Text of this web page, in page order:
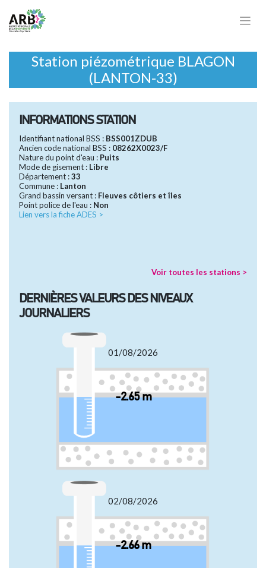
Station piézométrique BLAGON
(LANTON-33)
INFORMATIONS STATION
Identifiant national BSS : BSS001ZDUB
Ancien code national BSS : 08262X0023/F
Nature du point d'eau : Puits
Mode de gisement : Libre
Département :33
Commune : Lanton
Grand bassin versant : Fleuves côtiers et îles
Point police de l'eau : Non
Lien vers la fiche ADES >
Voir toutes les stations >
DERNIÈRES VALEURS DES NIVEAUX
JOURNALIERS
01/08/2026
-2.65 m
02/08/2026
-2.66 m